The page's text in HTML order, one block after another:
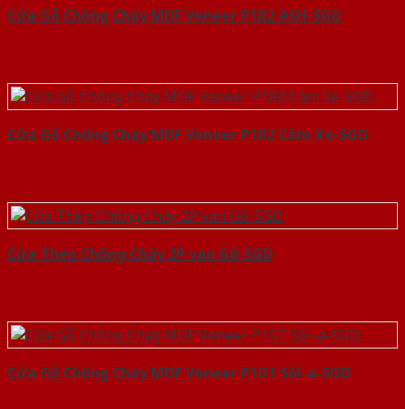
Cửa Gỗ Chống Cháy MDF Veneer P1R2 ASH-SGD
Cửa Gỗ Chống Cháy MDF Veneer P1R2 Căm Xe-SGD
Cửa Thép Chống Cháy 2P van Gỗ-SGD
Cửa Gỗ Chống Cháy MDF Veneer P1G1 Sồi-a-SGD